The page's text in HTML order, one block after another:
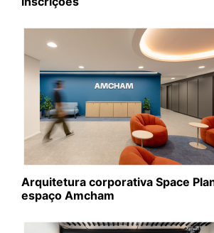
Arquitetura corporativa Space
espaço Amcham